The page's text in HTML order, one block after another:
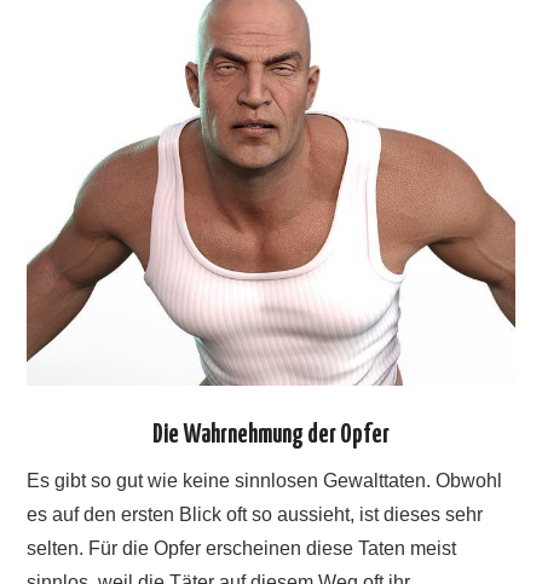
Die Wahrnehmung der Opfer
Es gibt so gut wie keine sinnlosen Gewalttaten. Obwohl
es auf den ersten Blick oft so aussieht, ist dieses sehr
selten. Für die Opfer erscheinen diese Taten meist